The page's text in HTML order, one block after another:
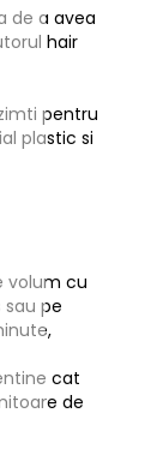
de a avea
hair
pentru
plastic si
volum cu
pe
cat
de